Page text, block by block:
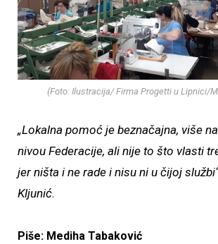
(Foto: Ilustracija/ Firma Progetti u Lipnici/
„Lokalna pomoć je beznačajna, više
nivou Federacije, ali nije to što vlasti
jer ništa i ne rade i nisu ni u čijoj
Kljunić.
Piše: Mediha Tabaković